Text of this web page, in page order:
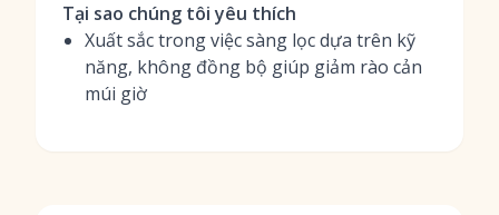
Tại sao chúng tôi yêu thích
Xuất sắc trong việc sàng lọc dựa trên kỹ
năng, không đồng bộ giúp giảm rào cản
múi giờ